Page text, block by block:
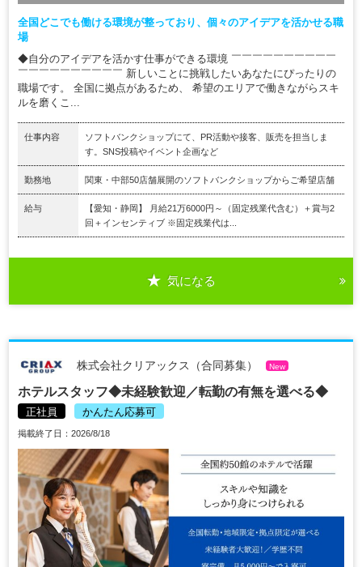
全国どこでも働ける環境が整っており、個々のアイデアを活かせる職
場
◆自分のアイデアを活かす仕事ができる環境 ￣￣￣￣￣￣￣￣￣￣
￣￣￣￣￣￣￣￣￣￣ 新しいことに挑戦したいあなたにぴったりの
職場です。 全国に拠点があるため、 希望のエリアで働きながらスキ
ルを磨くこ...
仕事内容
ソフトバンクショップにて、PR活動や接客、販売を担当しま
す。SNS投稿やイベント企画など
勤務地 関東・中部50店舗展開のソフトバンクショップからご希望店舗
給与
【愛知・静岡】 月給21万6000円～（固定残業代含む）＋賞与2
回＋インセンティブ ※固定残業代は...
気になる
株式会社クリアックス（合同募集） New
ホテルスタッフ◆未経験歓迎／転勤の有無を選べる◆
正社員 かんたん応募可
掲載終了日：2026/8/18